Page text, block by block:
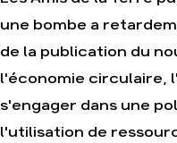
Agir
S'engager sur le
terrain
une bombe a
de la publication du
l'économie circulaire,
s'engager dans une
l'utilisation de